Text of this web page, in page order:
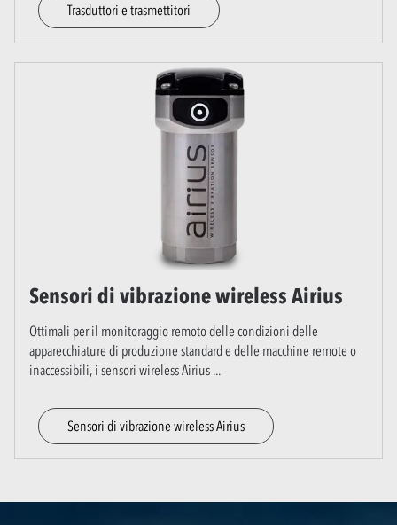
Trasduttori e trasmettitori
Sensori di vibrazione wireless Airius
Ottimali per il monitoraggio remoto delle condizioni delle
apparecchiature di produzione standard e delle macchine remote o
inaccessibili, i sensori wireless Airius ...
Sensori di vibrazione wireless Airius